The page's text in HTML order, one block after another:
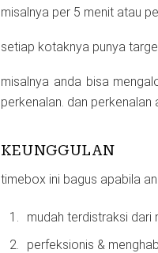
misalnya per 5 menit atau
setiap kotaknya punya
misalnya anda bisa
perkenalan. dan
KEUNGGULAN
timebox ini bagus apabila
mudah terdistraksi dari
perfeksionis &